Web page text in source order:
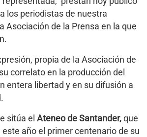
los periodistas de nuestra
Asociación de la Prensa en la que
propia de la Asociación de
correlato en la producción del
entera libertad y en su difusión a
sitúa el Ateneo de Santander,que
año el primer centenario de su